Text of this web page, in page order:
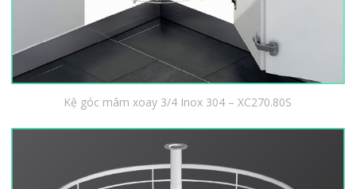
Kệ góc mâm xoay 3/4 Inox 304 – XC270.80S